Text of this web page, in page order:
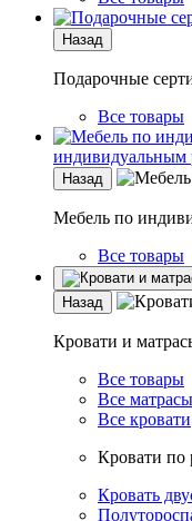
Назад
Подарочные
Все товары
индивидуальным
Назад
Мебель по
Все товары
Назад
Кровати и
Все товары
Все матрасы
Все кровати
Кровати по
Кровать